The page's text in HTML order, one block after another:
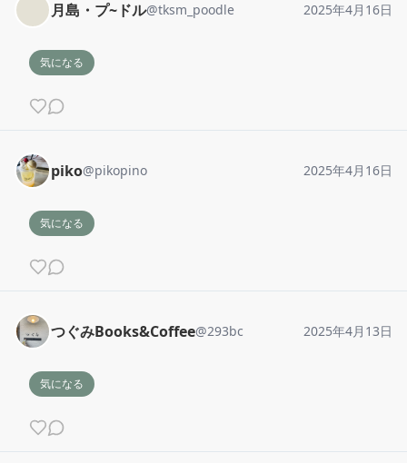
月島・プ~ドル@tksm_poodle 2025年4月16日
気になる
piko@pikopino 2025年4月16日
気になる
つぐみBooks&Coffee@293bc 2025年4月13日
気になる